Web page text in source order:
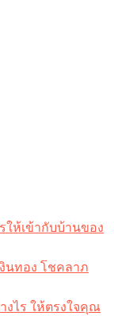
ให้เข้ากับบ้านของ
นทอง โชคลาภ
งไร ให้ตรงใจคุณ